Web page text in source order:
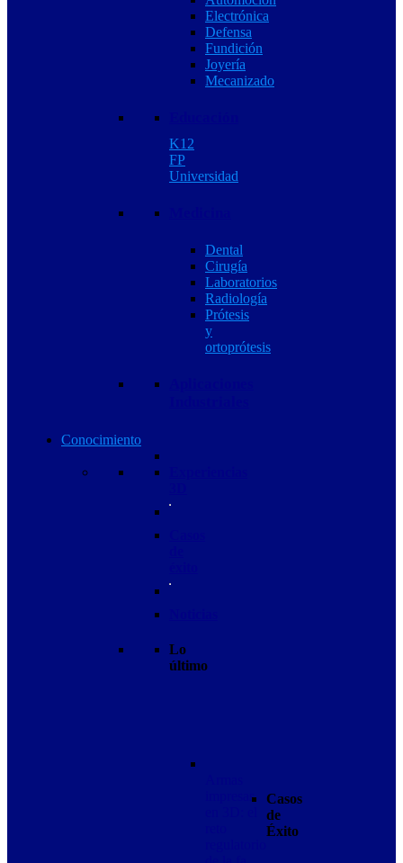
Electrónica
Defensa
Fundición
Joyería
Mecanizado
K12
FP
Universidad
Dental
Cirugía
Laboratorios
Radiología
Prótesis
y
ortoprótesis
Conocimiento
Lo
último
impresas
Casos
de
Éxito